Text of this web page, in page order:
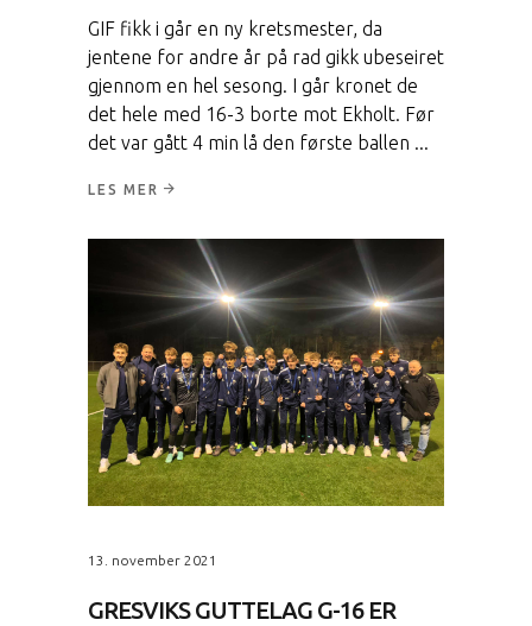
GIF fikk i går en ny kretsmester, da
jentene for andre år på rad gikk ubeseiret
gjennom en hel sesong. I går kronet de
det hele med 16-3 borte mot Ekholt. Før
det var gått 4 min lå den første ballen
LES MER
13. november 2021
GRESVIKS GUTTELAG G-16 ER